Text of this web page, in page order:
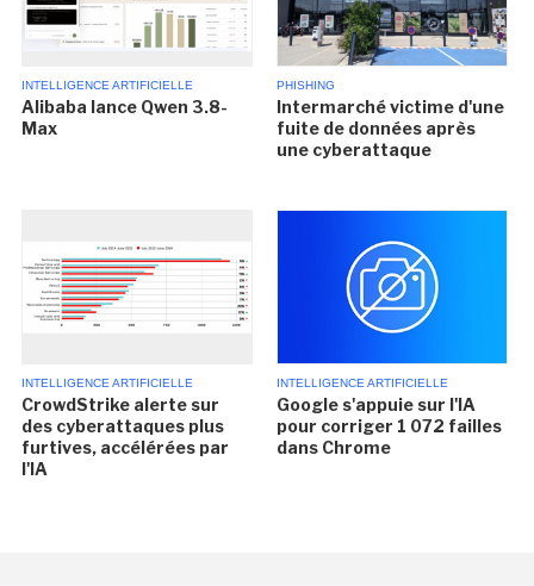
INTELLIGENCE ARTIFICIELLE
Alibaba lance Qwen 3.8-
Max
PHISHING
Intermarché victime d'une
fuite de données après
une cyberattaque
INTELLIGENCE ARTIFICIELLE
CrowdStrike alerte sur
des cyberattaques plus
furtives, accélérées par
l'IA
INTELLIGENCE ARTIFICIELLE
Google s'appuie sur l'IA
pour corriger 1 072 failles
dans Chrome